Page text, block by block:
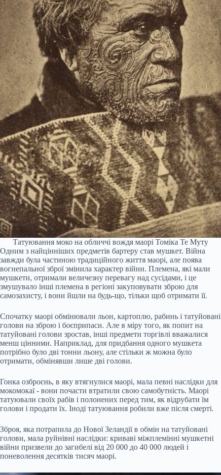
Татуювання моко на обличчі вождя маорі Томіка Те Муту
Одним з найцінніших предметів бартеру став мушкет. Війна
завжди була частиною традиційного життя маорі, але поява
вогнепальної зброї змінила характер війни. Племена, які мали
мушкети, отримали величезну перевагу над сусідами, і це
змушувало інші племена в регіоні закуповувати зброю для
самозахисту, і вони йшли на будь-що, тільки щоб отримати її.
Спочатку маорі обмінювали льон, картоплю, рабинь і татуйовані
голови на зброю і боєприпаси. Але в міру того, як попит на
татуйовані голови зростав, інші предмети торгівлі вважалися
менш цінними. Наприклад, для придбання одного мушкета
потрібно було дві тонни льону, але стільки ж можна було
отримати, обмінявши лише дві голови.
Гонка озброєнь, в яку втягнулися маорі, мала певні наслідки для
мокомокаї - вони почасти втратили свою самобутність. Маорі
татуювали своїх рабів і полонених перед тим, як відрубати їм
голови і продати їх. Іноді татуювання робили вже після смерті.
Зброя, яка потрапила до Нової Зеландії в обмін на татуйовані
голови, мала руйнівні наслідки: криваві міжплемінні мушкетні
війни призвели до загибелі від 20 000 до 40 000 людей і
поневолення десятків тисяч маорі.